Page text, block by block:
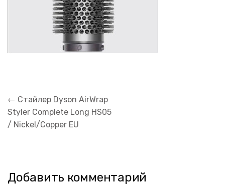
Навигация
по
записям
← Стайлер Dyson AirWrap
Styler Complete Long HS05
/ Nickel/Copper EU
Добавить комментарий